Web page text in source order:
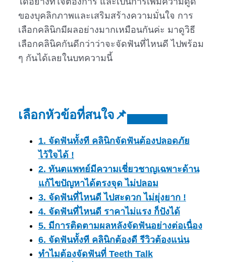
ของบุคลิกภาพและเสริมสร้างความมั่นใจ การ
เลือกคลินิกมีผลอย่างมากเหมือนกันค่ะ มาดูวิธี
เลือกคลินิคกันดีกว่าว่าจะจัดฟันที่ไหนดี ไปพร้อม
ๆ กันได้เลยในบทความนี้
เลือกหัวข้อที่สนใจ📌
1. จัดฟันทั้งที คลินิกจัดฟันต้องปลอดภัย
ไว้ใจได้ !
2. ทันตแพทย์มีความเชี่ยวชาญเฉพาะด้าน
แก้ไขปัญหาได้ตรงจุด ไม่ปลอม
3. จัดฟันที่ไหนดี ไปสะดวก ไม่ยุ่งยาก !
4. จัดฟันที่ไหนดี ราคาไม่แรง ก็ปังได้
5. มีการติดตามผลหลังจัดฟันอย่างต่อเนื่อง
6. จัดฟันทั้งที คลินิกต้องดี รีวิวต้องแน่น
ทำไมต้องจัดฟันที่ Teeth Talk